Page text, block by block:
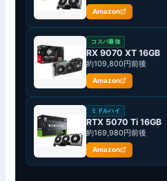
Amazon
コスパ最強
RX 9070 XT 16GB
約109,800円前後
Amazon
ミドルハイ
RTX 5070 Ti 16GB
約169,980円前後
Amazon